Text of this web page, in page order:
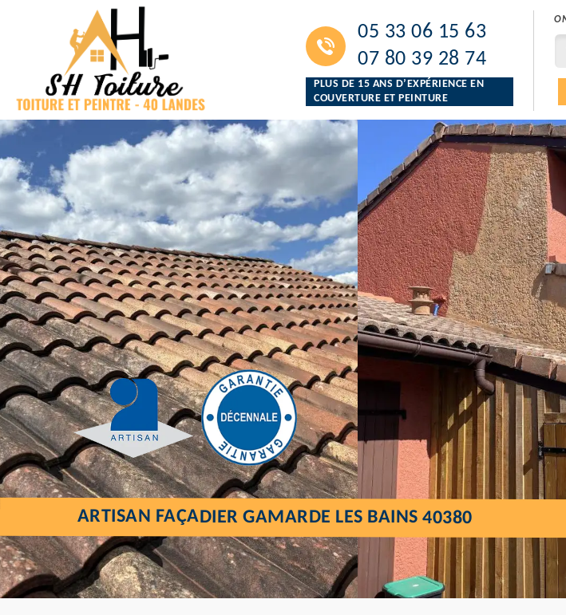
05 33 06 15 63
07 80 39 28 74
PLUS DE 15 ANS D’EXPÉRIENCE EN
COUVERTURE ET PEINTURE
ARTISAN FAÇADIER GAMARDE LES BAINS 40380